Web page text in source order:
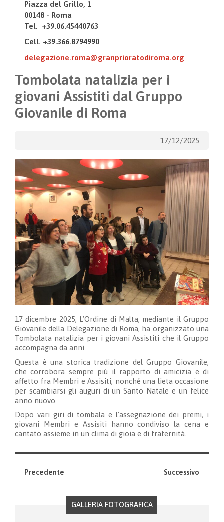
Piazza del Grillo, 1
00148 - Roma
Tel. +39.06.45440763
Cell. +39.366.8794990
delegazione.roma@granprioratodiroma.org
Tombolata natalizia per i
giovani Assistiti dal Gruppo
Giovanile di Roma
17/12/2025
17 dicembre 2025, L’Ordine di Malta, mediante il Gruppo
Giovanile della Delegazione di Roma, ha organizzato una
Tombolata natalizia per i giovani Assistiti che il Gruppo
accompagna da anni.
Questa è una storica tradizione del Gruppo Giovanile,
che corrobora sempre più il rapporto di amicizia e di
affetto fra Membri e Assisiti, nonché una lieta occasione
per scambiarsi gli auguri di un Santo Natale e un felice
anno nuovo.
Dopo vari giri di tombala e l’assegnazione dei premi, i
giovani Membri e Assisiti hanno condiviso la cena e
cantato assieme in un clima di gioia e di fraternità.
Precedente Successivo
GALLERIA FOTOGRAFICA